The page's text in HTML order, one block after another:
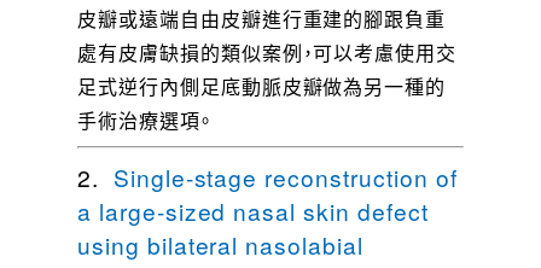
皮瓣或遠端自由皮瓣進行重建的腳跟負重
處有皮膚缺損的類似案例，可以考慮使用交
足式逆行內側足底動脈皮瓣做為另一種的
手術治療選項。
2. Single-stage reconstruction of
a large-sized nasal skin defect
using bilateral nasolabial